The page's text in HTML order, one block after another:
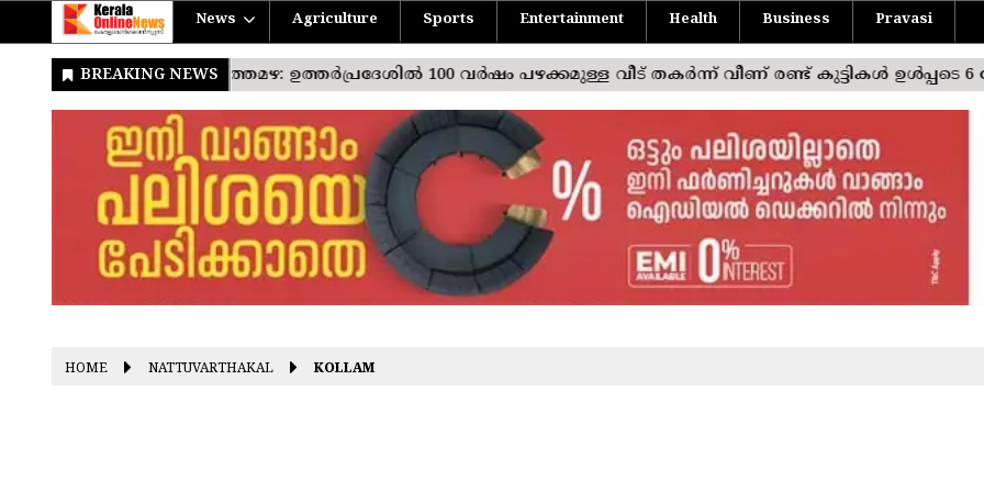
News Agriculture Sports Entertainment Health Business Pravasi
HOME NATTUVARTHAKAL KOLLAM